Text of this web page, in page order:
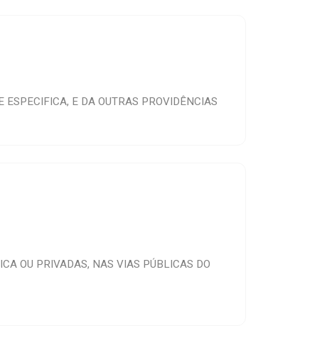
E DA OUTRAS PROVIDÊNCIAS
OU PRIVADAS, NAS VIAS PÚBLICAS DO